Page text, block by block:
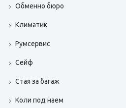
Обменно бюро
Климатик
Румсервис
Сейф
Стая за багаж
Коли под наем